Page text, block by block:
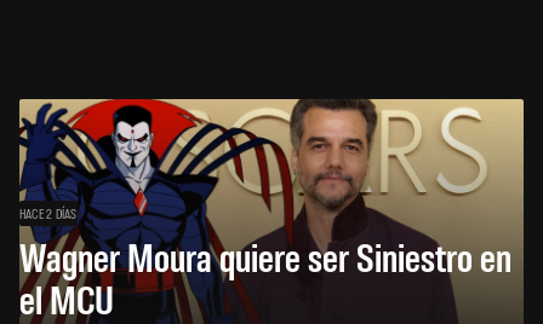
HACE 2 DÍAS
Wagner Moura quiere ser Siniestro en
el MCU